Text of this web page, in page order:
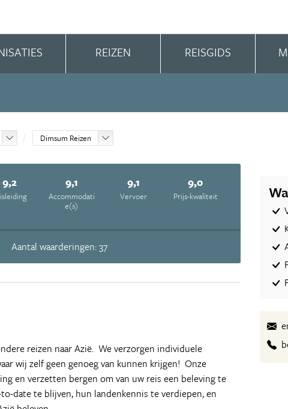
REIZEN REISGIDS
Dimsum Reizen
9,2 9,1
Accommodati
e(s)
9,1
Vervoer
9,0
Prijs-kwaliteit
Aantal waarderingen: 37
reizen naar Azië. We verzorgen individuele
wij zelf geen genoeg van kunnen krijgen! Onze
en verzetten bergen om van uw reis een beleving te
date te blijven, hun landenkennis te verdiepen, en